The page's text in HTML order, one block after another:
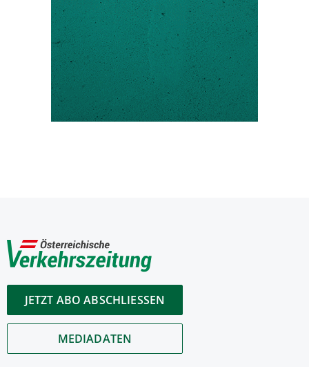
JETZT ABO ABSCHLIESSEN
MEDIADATEN